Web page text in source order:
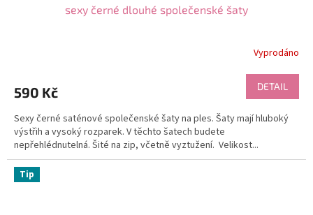
sexy černé dlouhé společenské šaty
Vyprodáno
590 Kč DETAIL
Sexy černé saténové společenské šaty na ples. Šaty mají hluboký
výstřih a vysoký rozparek. V těchto šatech budete
nepřehlédnutelná. Šité na zip, včetně vyztužení. Velikost...
Tip